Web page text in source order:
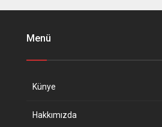
Menü
Künye
Hakkımızda